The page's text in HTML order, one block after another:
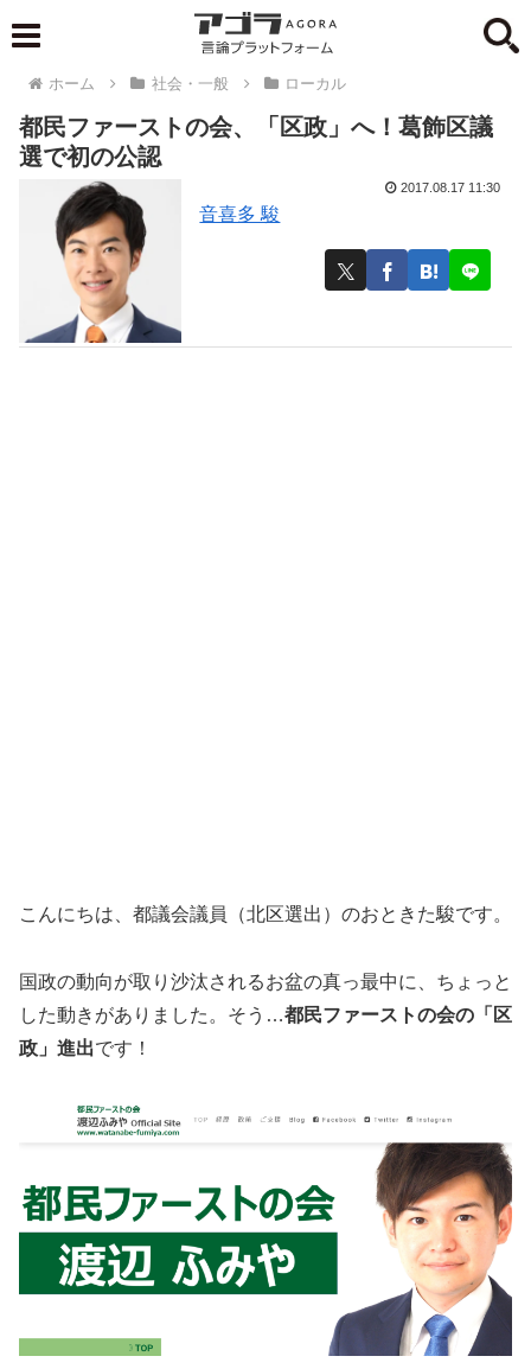
ホーム 社会・一般 ローカル
都民ファーストの会、「区政」へ！葛飾区議
選で初の公認
音喜多 駿
2017.08.17 11:30
こんにちは、都議会議員（北区選出）のおときた駿です。
国政の動向が取り沙汰されるお盆の真っ最中に、ちょっと
した動きがありました。そう…都民ファーストの会の「区
政」進出です！